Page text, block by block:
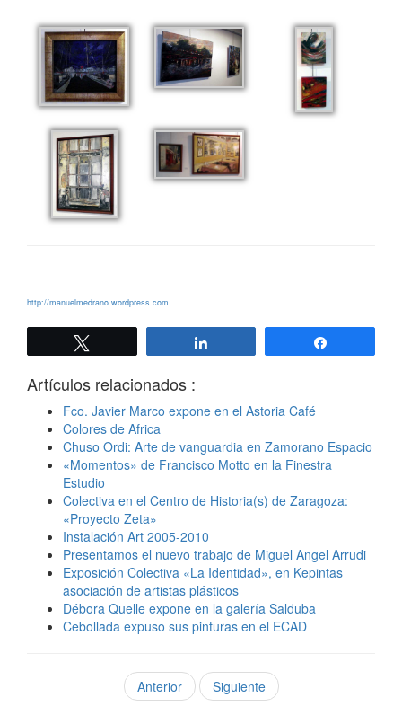
http://manuelmedrano.wordpress.com
Artículos relacionados :
Fco. Javier Marco expone en el Astoria Café
Colores de Africa
Chuso Ordi: Arte de vanguardia en Zamorano Espacio
«Momentos» de Francisco Motto en la Finestra
Estudio
Colectiva en el Centro de Historia(s) de Zaragoza:
«Proyecto Zeta»
Instalación Art 2005-2010
Presentamos el nuevo trabajo de Miguel Angel Arrudi
Exposición Colectiva «La Identidad», en Kepintas
asociación de artistas plásticos
Débora Quelle expone en la galería Salduba
Cebollada expuso sus pinturas en el ECAD
Anterior Siguiente